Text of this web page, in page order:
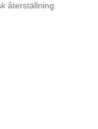
återställning.